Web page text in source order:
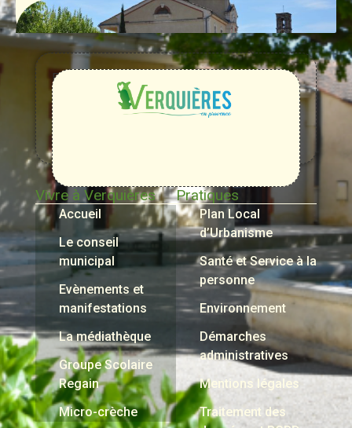
Entre
Rhône,
Alpilles
et
Durance
Vivre à Verquières
Accueil
Le conseil
municipal
Evènements et
manifestations
La médiathèque
Groupe Scolaire
Regain
Micro-crèche
Pratiques
Plan Local
d’Urbanisme
Santé et Service à la
personne
Environnement
Démarches
administratives
Mentions légales
Traitement des